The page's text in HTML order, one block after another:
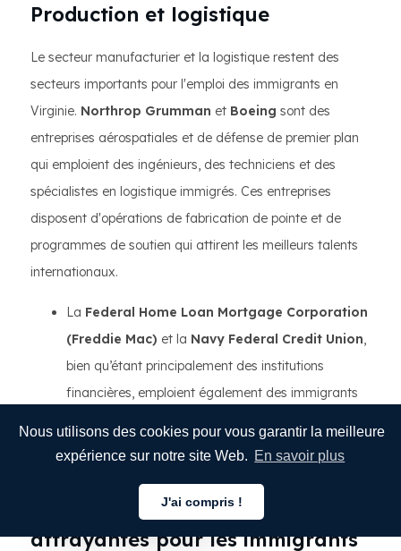
Nous utilisons des cookies pour vous garantir la meilleure
expérience sur notre site Web. En savoir plus
J'ai compris !
Production et logistique
Le secteur manufacturier et la logistique restent des
secteurs importants pour l'emploi des immigrants en
Virginie. Northrop Grumman et Boeing sont des
entreprises aérospatiales et de défense de premier plan
qui emploient des ingénieurs, des techniciens et des
spécialistes en logistique immigrés. Ces entreprises
disposent d'opérations de fabrication de pointe et de
programmes de soutien qui attirent les meilleurs talents
internationaux.
La Federal Home Loan Mortgage Corporation
(Freddie Mac) et la Navy Federal Credit Union,
bien qu’étant principalement des institutions
financières, emploient également des immigrants
aux opérations qui chevauchent l’écosystème
Qu'est-ce qui rend ces entreprises
attrayantes pour les immigrants
Français